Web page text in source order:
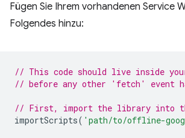
Fügen Sie Ihrem vorhandenen Service
Folgendes hinzu:
// This code should live inside
// before any other 'fetch' event
// First, import the library into
importScripts( 'path/to/offline-